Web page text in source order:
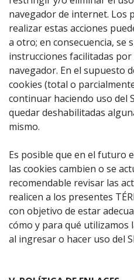
navegador de internet. Los
realizar estas acciones
a otro; en consecuencia, se
instrucciones facilitadas
navegador. En el supuesto
cookies (total o
continuar haciendo uso del
quedar deshabilitadas
mismo.
Es posible que en el futuro
las cookies cambien o se
recomendable revisar las
realicen a los presentes
con objetivo de estar
cómo y para qué utilizamos
al ingresar o hacer uso del